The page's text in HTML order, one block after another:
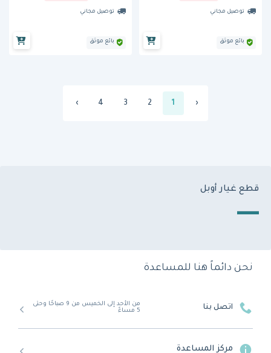
توصيل مجاني
بائع موثق
توصيل مجاني
بائع موثق
‹
1
2
3
4
›
قطع غيار أوبل
نحن دائماً هنا للمساعدة
اتصل بنا
من الأحد إلى الخميس من 9 صباحًا وحتى
5 مساءً
مركز المساعدة